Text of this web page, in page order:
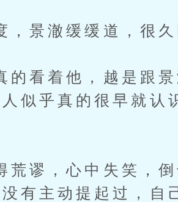
景澈缓缓道，很久
看着他，越是跟景
似乎真的很早就认
谬，心中失笑，倒
有主动提起过，自